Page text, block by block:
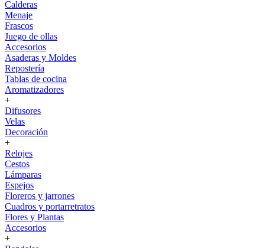
Calderas
Menaje
Frascos
Juego de ollas
Accesorios
Asaderas y Moldes
Repostería
Tablas de cocina
Aromatizadores
+
Difusores
Velas
Decoración
+
Relojes
Cestos
Lámparas
Espejos
Floreros y jarrones
Cuadros y portarretratos
Flores y Plantas
Accesorios
+